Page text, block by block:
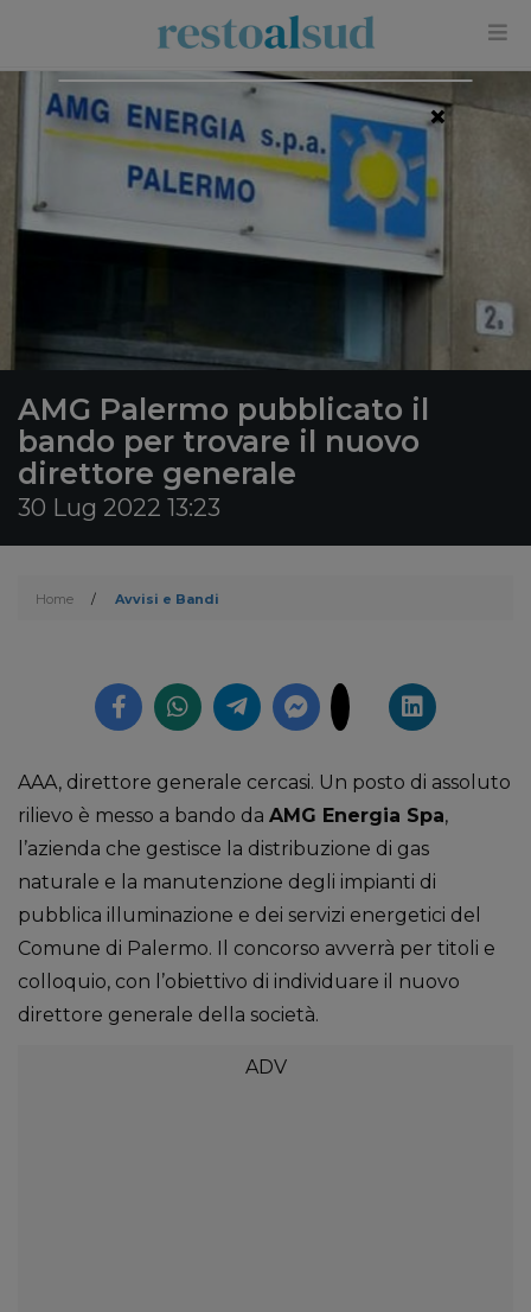
AMG Palermo pubblicato il
bando per trovare il nuovo
direttore generale
30 Lug 2022 13:23
Home / Avvisi e Bandi
AAA, direttore generale cercasi. Un posto di assoluto
rilievo è messo a bando da AMG Energia Spa,
l’azienda che gestisce la distribuzione di gas
naturale e la manutenzione degli impianti di
pubblica illuminazione e dei servizi energetici del
Comune di Palermo. Il concorso avverrà per titoli e
colloquio, con l’obiettivo di individuare il nuovo
direttore generale della società.
×